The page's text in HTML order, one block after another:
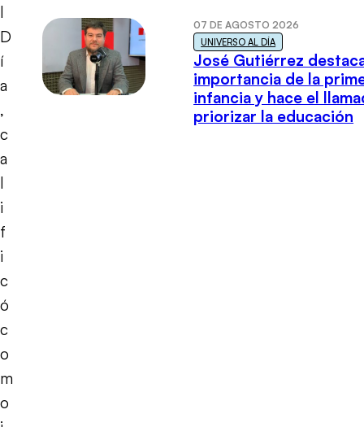
l
D
í
a
,
c
a
l
i
f
i
c
ó
c
o
m
o
07 DE AGOSTO 2026
UNIVERSO AL DÍA
José Gutiérrez
importancia de la
infancia y hace el
priorizar la educación